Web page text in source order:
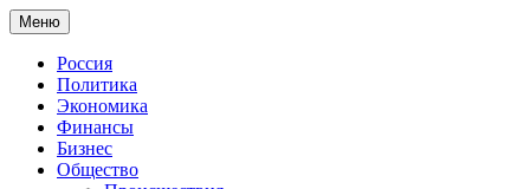
Меню
Россия
Политика
Экономика
Финансы
Бизнес
Общество